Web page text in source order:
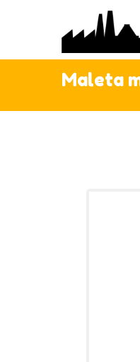
Maleta